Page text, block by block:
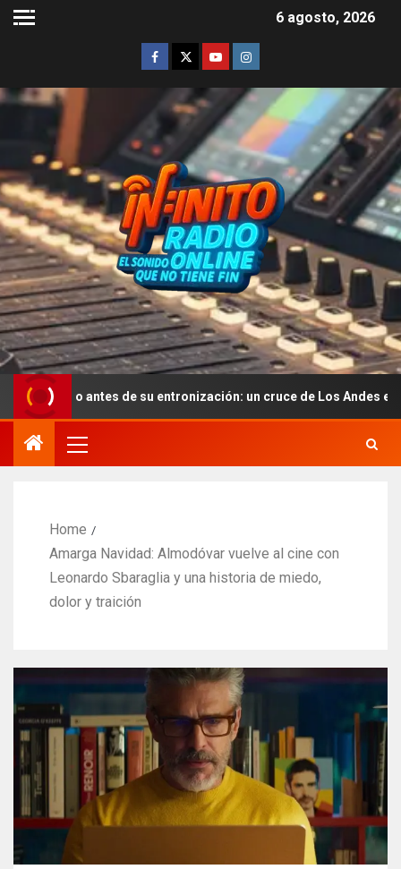
6 agosto, 2026
antes de su entronización: un cruce de Los Andes en mula y una
Home
Amarga Navidad: Almodóvar vuelve al cine con
Leonardo Sbaraglia y una historia de miedo,
dolor y traición